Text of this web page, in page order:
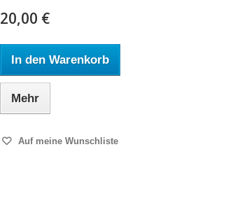
20,00 €
In den Warenkorb
Mehr
Auf meine Wunschliste